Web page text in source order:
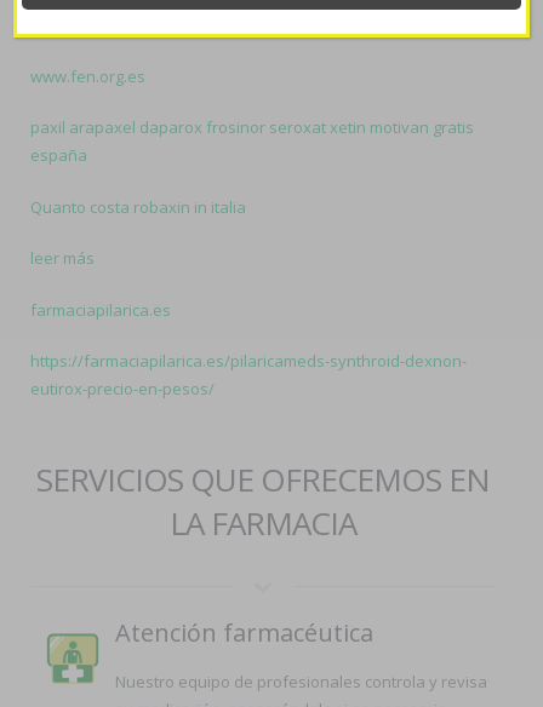
www.fen.org.es
paxil arapaxel daparox frosinor seroxat xetin motivan gratis
españa
Quanto costa robaxin in italia
leer más
farmaciapilarica.es
https://farmaciapilarica.es/pilaricameds-synthroid-dexnon-
eutirox-precio-en-pesos/
SERVICIOS QUE OFRECEMOS EN
LA FARMACIA
Atención farmacéutica
Nuestro equipo de profesionales controla y revisa